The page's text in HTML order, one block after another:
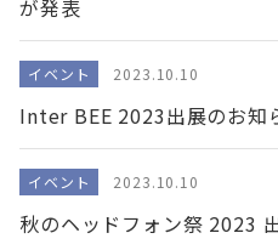
が発表
イベント 2023.10.10
Inter BEE 2023出展のお
イベント 2023.10.10
秋のヘッドフォン祭 2023